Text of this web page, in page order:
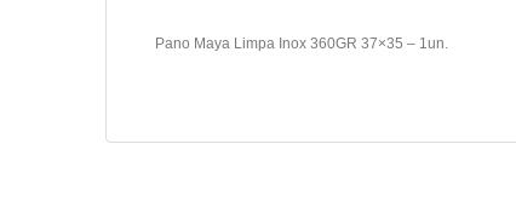
Pano Maya Limpa Inox 360GR 37×35 – 1un.